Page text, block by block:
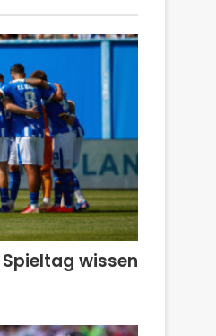
wissen